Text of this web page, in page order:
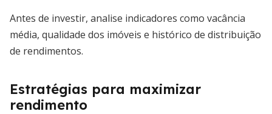
Antes de investir, analise indicadores como vacância
média, qualidade dos imóveis e histórico de distribuição
de rendimentos.
Estratégias para maximizar
rendimento